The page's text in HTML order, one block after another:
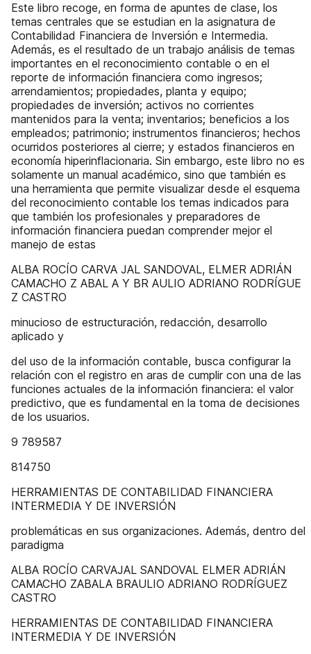
Este libro recoge, en forma de apuntes de clase, los
temas centrales que se estudian en la asignatura de
Contabilidad Financiera de Inversión e Intermedia.
Además, es el resultado de un trabajo análisis de temas
importantes en el reconocimiento contable o en el
reporte de información financiera como ingresos;
arrendamientos; propiedades, planta y equipo;
propiedades de inversión; activos no corrientes
mantenidos para la venta; inventarios; beneficios a los
empleados; patrimonio; instrumentos financieros; hechos
ocurridos posteriores al cierre; y estados financieros en
economía hiperinflacionaria. Sin embargo, este libro no es
solamente un manual académico, sino que también es
una herramienta que permite visualizar desde el esquema
del reconocimiento contable los temas indicados para
que también los profesionales y preparadores de
información financiera puedan comprender mejor el
manejo de estas
ALBA ROCÍO CARVA JAL SANDOVAL, ELMER ADRIÁN
CAMACHO Z ABAL A Y BR AULIO ADRIANO RODRÍGUE
Z CASTRO
minucioso de estructuración, redacción, desarrollo
aplicado y
del uso de la información contable, busca configurar la
relación con el registro en aras de cumplir con una de las
funciones actuales de la información financiera: el valor
predictivo, que es fundamental en la toma de decisiones
de los usuarios.
9 789587
814750
HERRAMIENTAS DE CONTABILIDAD FINANCIERA
INTERMEDIA Y DE INVERSIÓN
problemáticas en sus organizaciones. Además, dentro del
paradigma
ALBA ROCÍO CARVAJAL SANDOVAL ELMER ADRIÁN
CAMACHO ZABALA BRAULIO ADRIANO RODRÍGUEZ
CASTRO
HERRAMIENTAS DE CONTABILIDAD FINANCIERA
INTERMEDIA Y DE INVERSIÓN